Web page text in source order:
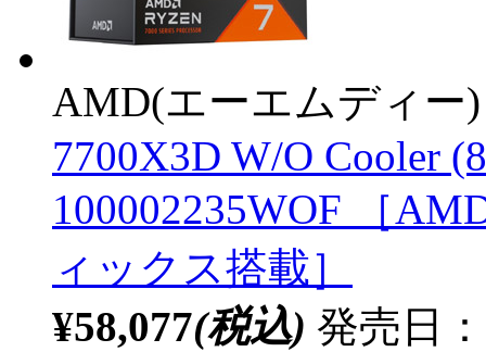
AMD(エーエムディー)
7700X3D W/O Cooler
100002235WOF ［
ィックス搭載］
¥58,077(税込) 発売日